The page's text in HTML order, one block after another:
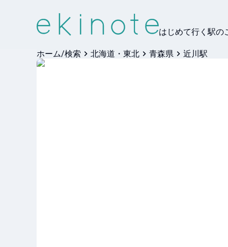
はじめて行く駅の
ホーム/検索 北海道・東北 青森県 近川駅